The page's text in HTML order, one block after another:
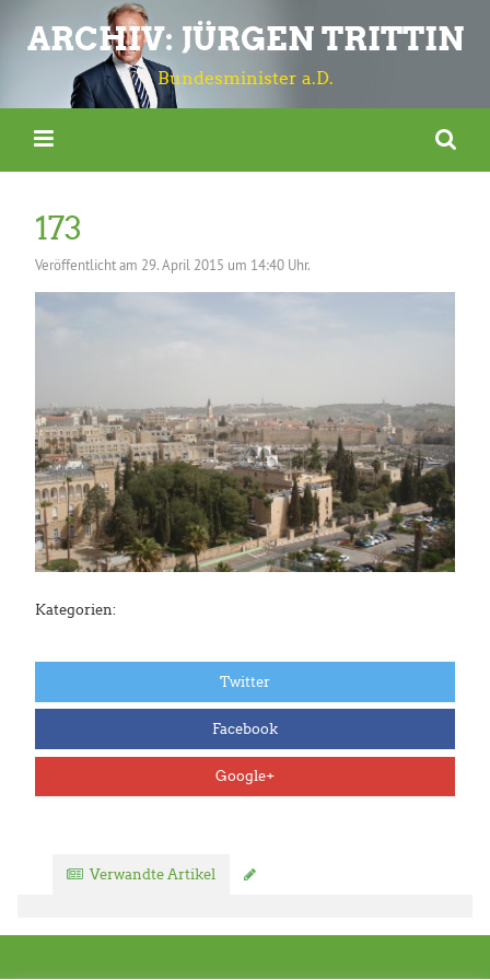
ARCHIV: JÜRGEN TRITTIN
Bundesminister a.D.
173
Veröffentlicht am 29. April 2015 um 14:40 Uhr.
Kategorien:
Twitter
Facebook
Google+
Verwandte Artikel